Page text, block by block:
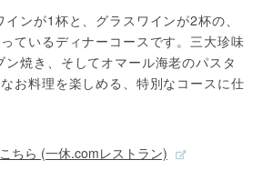
ンが1杯と、グラスワインが2杯の、
ているディナーコースです。三大珍味
焼き、そしてオマール海老のパスタ
お料理を楽しめる、特別なコースに仕
ちら (一休.comレストラン)